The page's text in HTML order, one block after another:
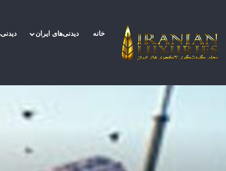
خانه دیدنی‌های ایران
صفحه اصلی